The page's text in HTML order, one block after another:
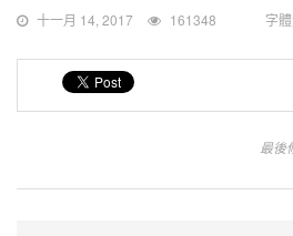
十一月 14, 2017 161348 字
最後